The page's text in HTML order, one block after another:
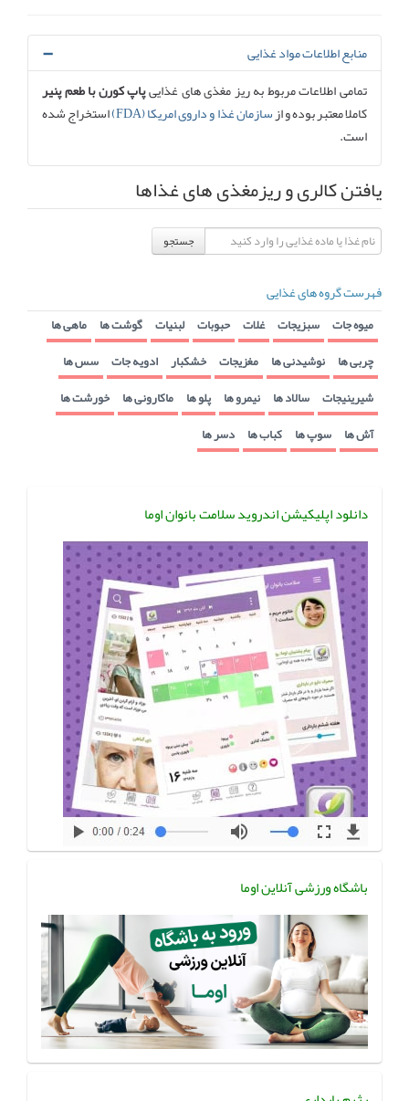
منابع اطلاعات مواد غذایی
تمامی اطلاعات مربوط به ریز مغذی های غذاییپاپ کورن با طعم پنیر
کاملا معتبر بوده و ازسازمان غذا و داروی امریکا (FDA)
استخراج شده
است.
یافتن کالری و ریزمغذی های غذاها
جستجو
فهرست گروه های غذایی
میوه جات سبزیجات غلات حبوبات لبنیات گوشت ها ماهی ها
چربی ها نوشیدنی ها مغزیجات خشکبار ادویه جات سس ها
شیرینیجات سالاد ها نیمرو ها پلو ها ماکارونی ها خورشت ها
آش ها سوپ ها کباب ها دسر ها
دانلود اپلیکیشن اندروید سلامت بانوان اوما
باشگاه ورزشی آنلاین اوما